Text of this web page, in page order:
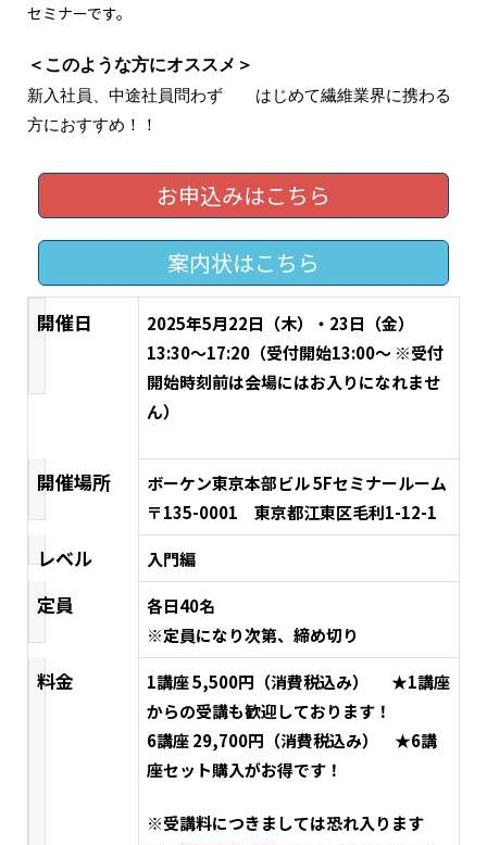
セミナーです。
＜このような方にオススメ＞
新入社員、中途社員問わず はじめて繊維業界に携わる
方におすすめ！！
お申込みはこちら
案内状はこちら
開催日
2025年5月22日（木）・23日（金）
13:30～17:20（受付開始13:00～ ※受付
開始時刻前は会場にはお入りになれませ
ん）
開催場所
ボーケン東京本部ビル 5Fセミナールーム
〒135-0001 東京都江東区毛利1-12-1
レベル 入門編
定員
各日40名
※定員になり次第、締め切り
料金
1講座 5,500円（消費税込み） ★1講座
からの受講も歓迎しております！
6講座 29,700円（消費税込み） ★6講
座セット購入がお得です！
※受講料につきましては恐れ入ります